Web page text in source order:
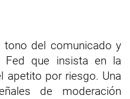
tono del comunicado y
Fed que insista en la
apetito por riesgo. Una
de moderación